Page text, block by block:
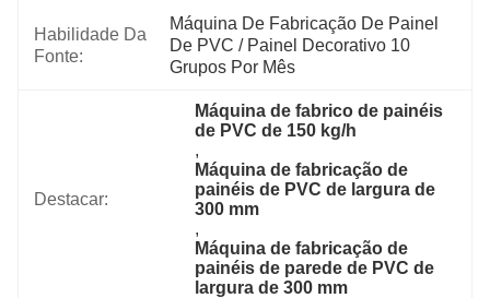
Habilidade Da
Fonte:
Máquina De Fabricação De Painel
De PVC / Painel Decorativo 10
Grupos Por Mês
Destacar:
Máquina de fabrico de painéis
de PVC de 150 kg/h
,
Máquina de fabricação de
painéis de PVC de largura de
300 mm
,
Máquina de fabricação de
painéis de parede de PVC de
largura de 300 mm